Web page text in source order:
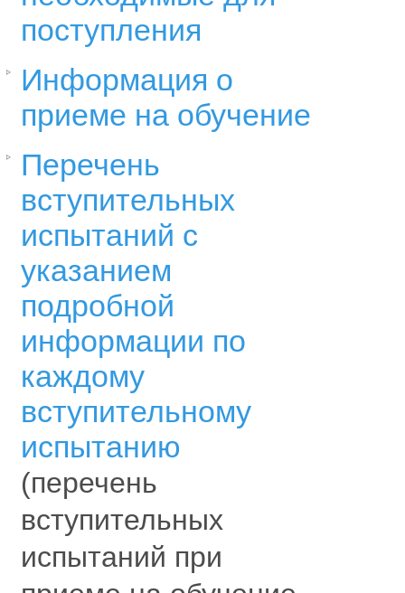
поступления
Информация о
приеме на обучение
Перечень
вступительных
испытаний с
указанием
подробной
информации по
каждому
вступительному
испытанию
(перечень
вступительных
испытаний при